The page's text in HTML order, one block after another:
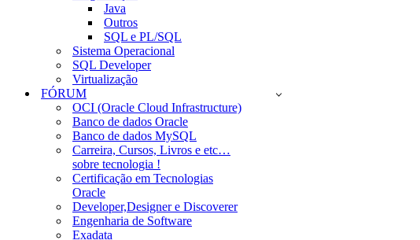
Java
Outros
SQL e PL/SQL
Sistema Operacional
SQL Developer
Virtualização
FÓRUM
OCI (Oracle Cloud Infrastructure)
Banco de dados Oracle
Banco de dados MySQL
Carreira, Cursos, Livros e etc…
sobre tecnologia !
Certificação em Tecnologias
Oracle
Developer,Designer e Discoverer
Engenharia de Software
Exadata